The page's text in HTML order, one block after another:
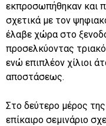
εκπροσωπήθηκαν και
σχετικά με τον
έλαβε χώρα στο
προσελκύοντας
ενώ επιπλέον χίλιοι
αποστάσεως.
Στο δεύτερο μέρος
επίκαιρο σεμινάριο